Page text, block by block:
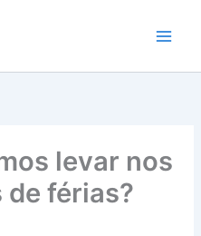
levar nos
férias?